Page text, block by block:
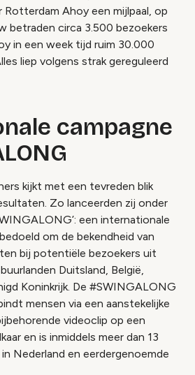
Ahoy een mijlpaal, op
betraden circa 3.500 bezoekers
in een week tijd ruim 30.000
liep volgens strak gereguleerd
campagne
kijkt met een tevreden blik
Zo lanceerden zij onder
een internationale
om de bekendheid van
bij potentiële bezoekers uit
Duitsland, België,
Koninkrijk. De #SWINGALONG
mensen via een aanstekelijke
videoclip op een
en is inmiddels meer dan 13
Nederland en eerdergenoemde